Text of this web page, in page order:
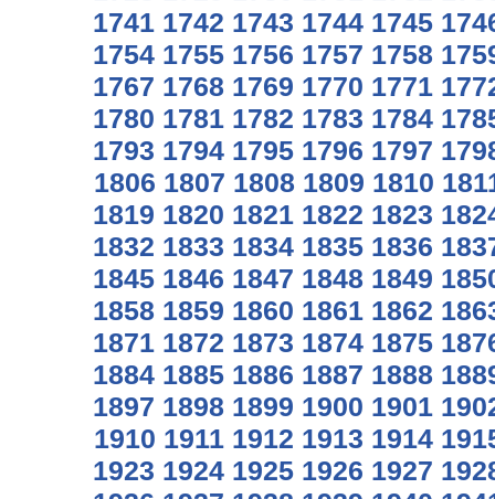
1741 1742 1743 1744 1745
1754 1755 1756 1757 1758
1767 1768 1769 1770 1771
1780 1781 1782 1783 1784
1793 1794 1795 1796 1797
1806 1807 1808 1809 1810
1819 1820 1821 1822 1823
1832 1833 1834 1835 1836
1845 1846 1847 1848 1849
1858 1859 1860 1861 1862
1871 1872 1873 1874 1875
1884 1885 1886 1887 1888
1897 1898 1899 1900 1901
1910 1911 1912 1913 1914
1923 1924 1925 1926 1927